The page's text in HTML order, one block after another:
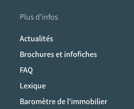
Plus d'infos
Actualités
Brochures et infofiches
FAQ
Lexique
Baromètre de l'immobilier